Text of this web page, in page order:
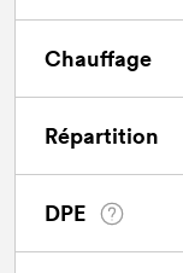
Chauffage
Répartition
DPE